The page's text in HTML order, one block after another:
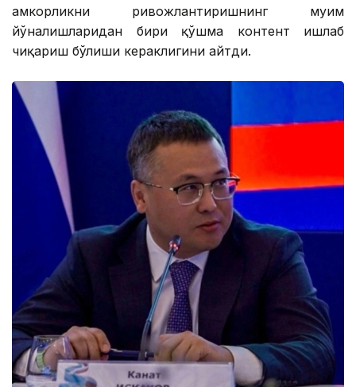
ҳамкорликни ривожлантиришнинг муҳим
йўналишларидан бири қўшма контент ишлаб
чиқариш бўлиши кераклигини айтди.